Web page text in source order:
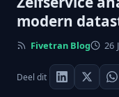
modern
Fivetran Blog 26
Deel dit